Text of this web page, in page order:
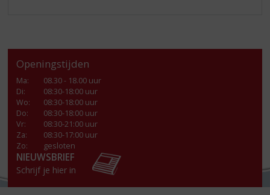
Openingstijden
Ma:
08.30 - 18.00 uur
Di:
08:30-18:00 uur
Wo:
08:30-18:00 uur
Do:
08:30-18:00 uur
Vr:
08:30-21:00 uur
Za:
08:30-17:00 uur
Zo:
gesloten
NIEUWSBRIEF
Schrijf je hier in